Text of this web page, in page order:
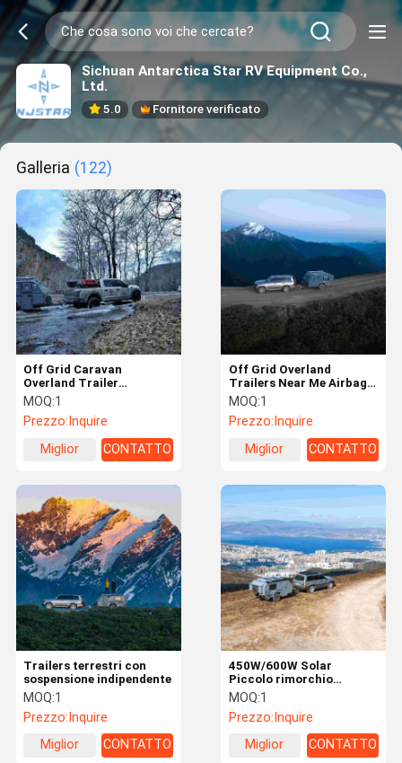
Sichuan Antarctica Star RV Equipment Co.,
Ltd.
5.0 Fornitore verificato
Galleria (122)
Off Grid Caravan
Overland Trailer
Avventuriero Spedizione
NJSTAR EXPLORER
MOQ:1
Prezzo: Inquire
Miglior
CONTATTO
Off Grid Overland
Trailers Near Me Airbag
di alluminio sospensione
Overland RV Trailer
MOQ:1
Prezzo: Inquire
Miglior
CONTATTO
Trailers terrestri con
sospensione indipendente
MOQ:1
Prezzo: Inquire
Miglior
CONTATTO
450W/600W Solar
Piccolo rimorchio
terrestre Njstar Explorer
Piccolo rimorchio
fuoristrada
MOQ:1
Prezzo: Inquire
Miglior
CONTATTO